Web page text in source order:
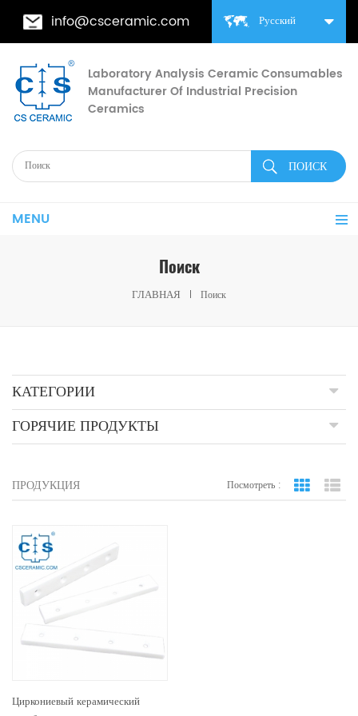
Русский
info@csceramic.com
Laboratory Analysis Ceramic Consumables
Manufacturer Of Industrial Precision
Ceramics
MENU
Поиск
ГЛАВНАЯ Поиск
КАТЕГОРИИ
ГОРЯЧИЕ ПРОДУКТЫ
ПРОДУКЦИЯ Посмотреть : вид сетки
Циркониевый керамический